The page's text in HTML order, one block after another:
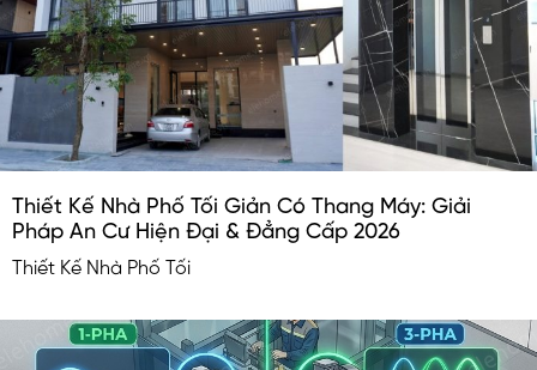
Thiết Kế Nhà Phố Tối Giản Có Thang Máy: Giải
Pháp An Cư Hiện Đại & Đẳng Cấp 2026
Thiết Kế Nhà Phố Tối